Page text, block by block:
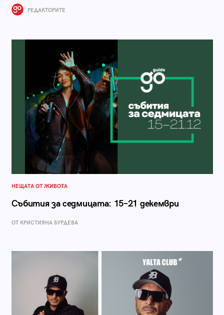
РЕДАКТОРИТЕ
НЕЩАТА ОТ ЖИВОТА
Събития за седмицата: 15–21 декември
ОТ КРИСТИЯНА БУРДЕВА